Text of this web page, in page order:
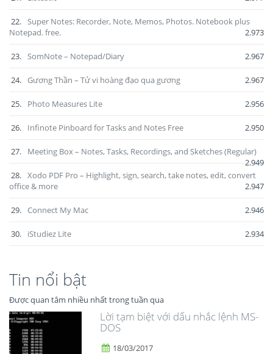
22. Super Notes: Recorder, Note, Memos, Photos. Notebook plus
Notepad. free.
2.973
23. SomNote – Notepad/Diary 2.967
24. Gương Thần – Tử vi hoàng đạo qua gương 2.967
25. Photo Measures Lite 2.956
26. Infinote Pinboard for Tasks and Notes Free 2.950
27.
Meeting Box – Notes, Tasks, Recordings, and Sketches (Regular)
2.949
28. Xodo PDF Pro – Highlight, sign, search, take notes, edit, convert
office & more
2.947
29. Connect My Mac 2.946
30. iStudiez Lite 2.934
Tin nổi bật
Được quan tâm nhiều nhất trong tuần qua
Lời tạm biệt với dấu nhắc lệnh MS-
DOS
18/03/2017